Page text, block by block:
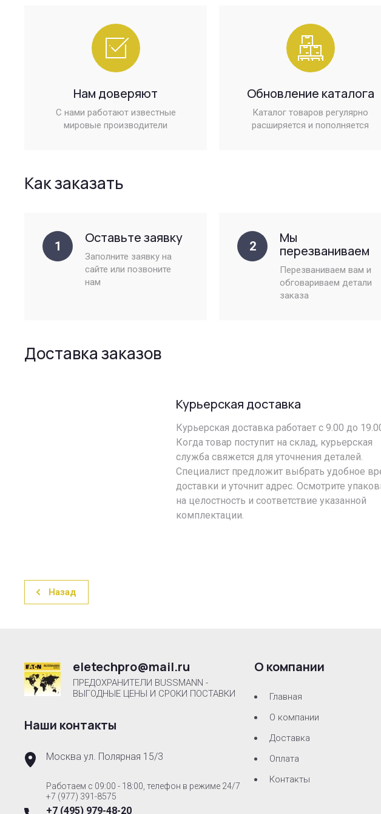
Нам доверяют
С нами работают известные
мировые производители
Обновление каталога
Каталог товаров регулярно
расширяется и пополняется
Как заказать
1
Оставьте заявку
Заполните заявку на
сайте или позвоните
нам
2
Мы
перезваниваем
Перезваниваем вам и
обговариваем детали
заказа
Доставка заказов
Курьерская доставка
Курьерская доставка работает с 9.00 до
Когда товар поступит на склад, курьерская
служба свяжется для уточнения деталей.
Специалист предложит выбрать удобное
доставки и уточнит адрес. Осмотрите
на целостность и соответствие указанной
комплектации.
Назад
eletechpro@mail.ru
ПРЕДОХРАНИТЕЛИ BUSSMANN -
ВЫГОДНЫЕ ЦЕНЫ И СРОКИ ПОСТАВКИ
Наши контакты
Москва ул. Полярная 15/3
Работаем с 09:00 - 18:00, телефон в режиме 24/7
+7 (977) 391-8575
+7 (495) 979-48-20
О компании
Главная
О компании
Доставка
Оплата
Контакты